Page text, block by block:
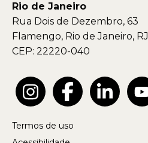
Rio de Janeiro
Rua Dois de Dezembro, 63
Flamengo, Rio de Janeiro, RJ
CEP: 22220-040
Termos de uso